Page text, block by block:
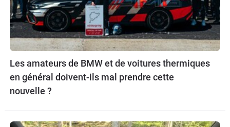
Les amateurs de BMW et de voitures thermiques
en général doivent-ils mal prendre cette
nouvelle ?